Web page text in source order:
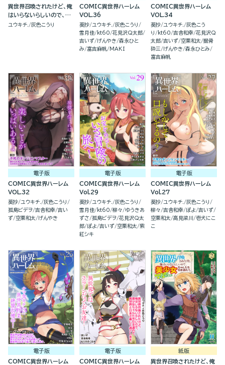
異世界召喚されたけど、俺
はいらないらしいので、美
少女ちゃんたち引き連れ
ユウキチ. 灰色こうり
COMIC異世界ハーレム
VOL.36
葵抄 ユウキチ. 灰色こうり
雪月佳
kt60 花見沢Q太郎
吉いず げんやき 森永ひと
み
富吉麻帆 MAKI
COMIC異世界ハーレム
VOL.34
葵抄 ユウキチ. 灰色こう
り
kt60 吉舎和幸 花見沢Q
太郎 吉いず 空栗和太 掘骨
砕三
げんやき 森永ひとみ
富吉麻帆
電子版
COMIC異世界ハーレム
VOL.32
葵抄 ユウキチ. 灰色こうり
孤島ビデヲ 吉舎和幸 吉い
ず 空栗和太 げんやき
電子版
COMIC異世界ハーレム
Vol.29
葵抄 ユウキチ. 灰色こうり
雪月佳
kt60 柳々
ゆうきあ
ずさ 孤島ビデヲ 花見沢Q太
郎 ぽよ 吉いず 空栗和太 紫
紅シキ
電子版
COMIC異世界ハーレム
Vol.27
葵抄 ユウキチ. 灰色こうり
柳々 吉舎和幸 ぽよ 吉いず
空栗和太 高見梁川
壱犬にこ
こ
電子版
COMIC異世界ハーレム
電子版
COMIC異世界ハーレム
紙版
異世界召喚されたけど、俺